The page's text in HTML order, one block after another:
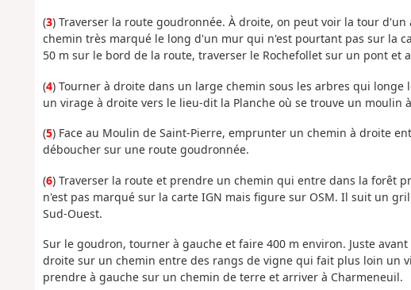
(3) Traverser la route goudronnée. À droite, on peut voir la tour
chemin très marqué le long d'un mur qui n'est pourtant pas sur la
50 m sur le bord de la route, traverser le Rochefollet sur un pont et
(4) Tourner à droite dans un large chemin sous les arbres qui
un virage à droite vers le lieu-dit la Planche où se trouve un moulin
(5) Face au Moulin de Saint-Pierre, emprunter un chemin à droite
déboucher sur une route goudronnée.
(6) Traverser la route et prendre un chemin qui entre dans la forêt
n'est pas marqué sur la carte IGN mais figure sur OSM. Il suit un
Sud-Ouest.
Sur le goudron, tourner à gauche et faire 400 m environ. Juste
droite sur un chemin entre des rangs de vigne qui fait plus loin un
prendre à gauche sur un chemin de terre et arriver à Charmeneuil.